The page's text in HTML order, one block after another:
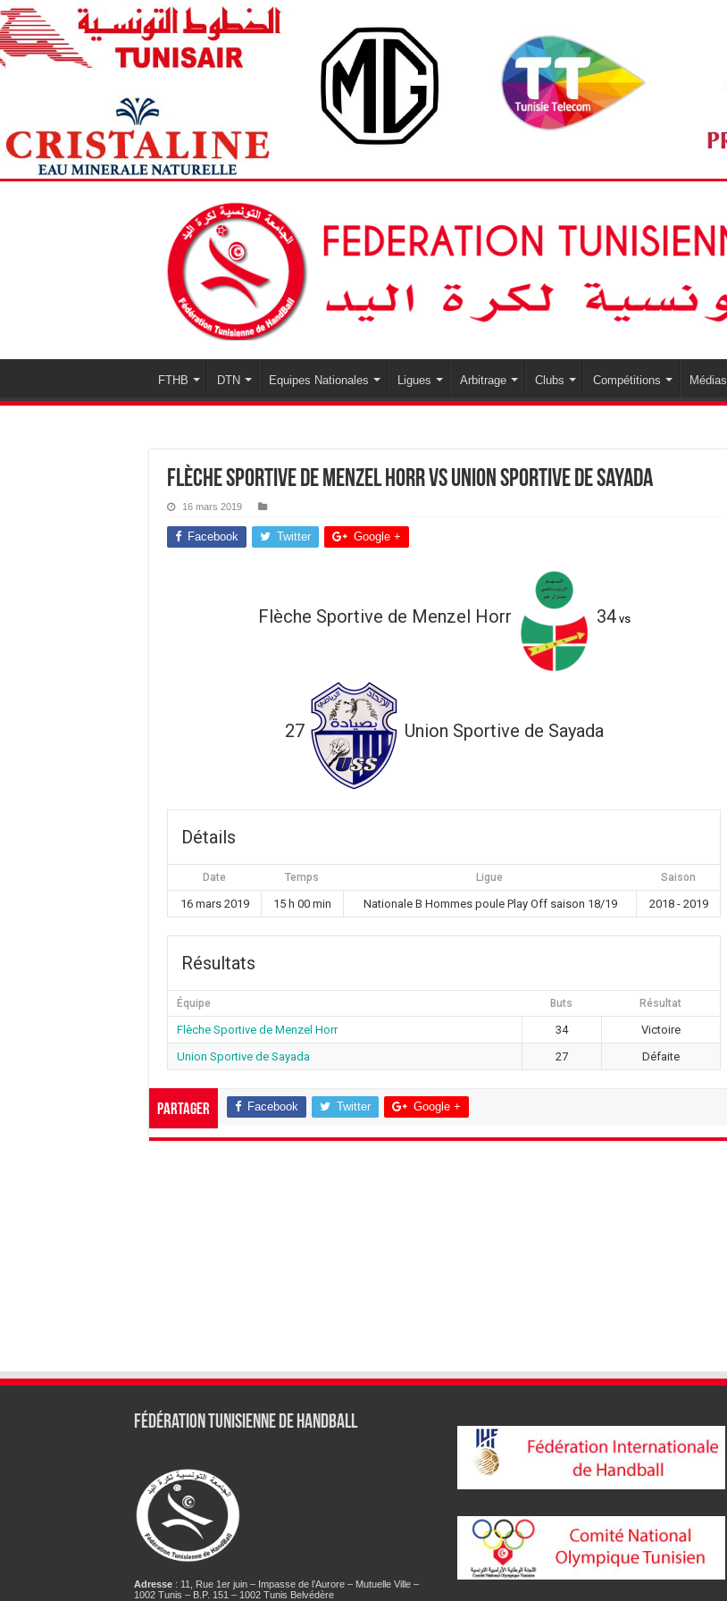
FTHB DTN Equipes Nationales Ligues Arbitrage Clubs Compétitions Médias
Flèche Sportive de Menzel Horr vs Union Sportive de Sayada
16 mars 2019
Facebook Twitter Google +
Flèche Sportive de Menzel Horr 34vs
27 Union Sportive de Sayada
Détails
Date Temps Ligue Saison
16 mars 2019 15 h 00 min Nationale B Hommes poule Play Off saison 18/19 2018 - 2019
Résultats
Équipe Buts Résultat
Flèche Sportive de Menzel Horr 34
Victoire
Union Sportive de Sayada
27 Défaite
Partager Facebook Twitter Google +
Fédération tunisienne de Handball
Adresse: 11, Rue 1er juin – Impasse de l’Aurore – Mutuelle Ville –
1002 Tunis – B.P. 151 – 1002 Tunis Belvédère